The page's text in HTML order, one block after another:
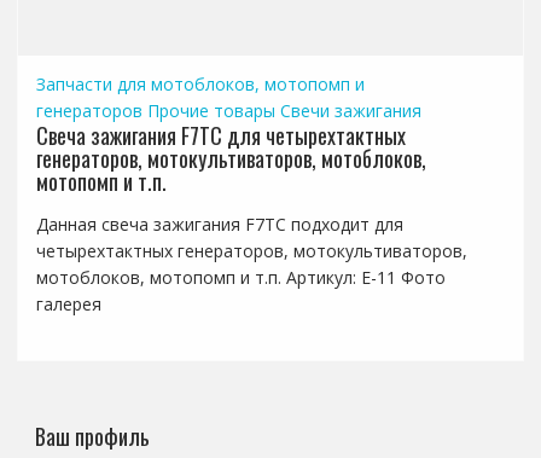
Запчасти для мотоблоков, мотопомп и
генераторов Прочие товары Свечи зажигания
Свеча зажигания F7TC для четырехтактных
генераторов, мотокультиваторов, мотоблоков,
мотопомп и т.п.
Данная свеча зажигания F7TC подходит для
четырехтактных генераторов, мотокультиваторов,
мотоблоков, мотопомп и т.п. Артикул: E-11 Фото
галерея
Ваш профиль